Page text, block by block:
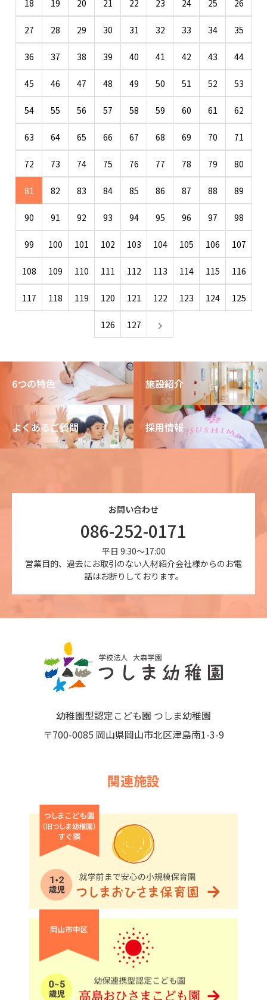
18 19 20 21 22 23 24 25 26
27 28 29 30 31 32 33 34 35
36 37 38 39 40 41 42 43 44
45 46 47 48 49 50 51 52 53
54 55 56 57 58 59 60 61 62
63 64 65 66 67 68 69 70 71
72 73 74 75 76 77 78 79 80
81 82 83 84 85 86 87 88 89
90 91 92 93 94 95 96 97 98
99 100 101 102 103 104 105 106 107
108 109 110 111 112 113 114 115 116
117 118 119 120 121 122 123 124 125
126 127
6つの特色 施設紹介
よくあるご質問 採用情報
お問い合わせ
086-252-0171
平日 9:30～17:00
営業目的、過去にお取引のない人材紹介会社様からのお電
話はお断りしております。
幼稚園型認定こども園 つしま幼稚園
〒700-0085 岡山県岡山市北区津島南1-3-9
関連施設